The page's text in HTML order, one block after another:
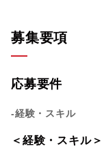
募集要項
応募要件
-経験・スキル
＜経験・スキル＞